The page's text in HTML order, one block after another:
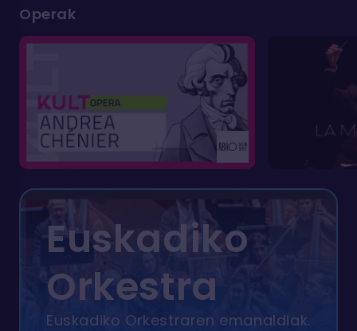
Operak
Euskadiko
Orkestra
Euskadiko Orkestraren emanaldiak.